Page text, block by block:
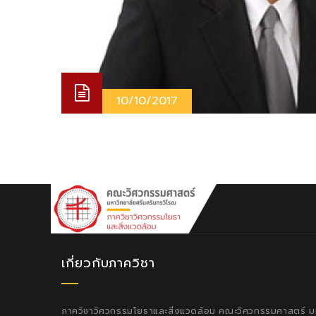
10/10/2017
เกี่ยวกับภาควิชา
ภาควิชาวิศวกรรมโยธาและสิ่งแวดล้อม คณะวิศวกรรมศาสต